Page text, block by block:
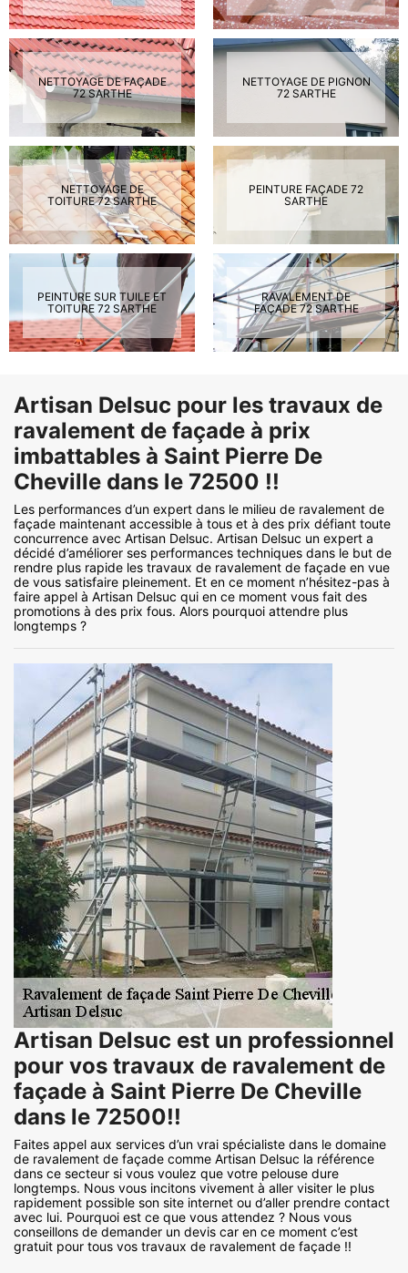
NETTOYAGE DE FAÇADE
72 SARTHE
NETTOYAGE DE PIGNON
72 SARTHE
NETTOYAGE DE
TOITURE 72 SARTHE
PEINTURE FAÇADE 72
SARTHE
PEINTURE SUR TUILE ET
TOITURE 72 SARTHE
RAVALEMENT DE
FAÇADE 72 SARTHE
Artisan Delsuc pour les travaux de
ravalement de façade à prix
imbattables à Saint Pierre De
Cheville dans le 72500 !!
Les performances d’un expert dans le milieu de ravalement de
façade maintenant accessible à tous et à des prix défiant toute
concurrence avec Artisan Delsuc. Artisan Delsuc un expert a
décidé d’améliorer ses performances techniques dans le but de
rendre plus rapide les travaux de ravalement de façade en vue
de vous satisfaire pleinement. Et en ce moment n’hésitez-pas à
faire appel à Artisan Delsuc qui en ce moment vous fait des
promotions à des prix fous. Alors pourquoi attendre plus
longtemps ?
Artisan Delsuc est un professionnel
pour vos travaux de ravalement de
façade à Saint Pierre De Cheville
dans le 72500!!
Faites appel aux services d’un vrai spécialiste dans le domaine
de ravalement de façade comme Artisan Delsuc la référence
dans ce secteur si vous voulez que votre pelouse dure
longtemps. Nous vous incitons vivement à aller visiter le plus
rapidement possible son site internet ou d’aller prendre contact
avec lui. Pourquoi est ce que vous attendez ? Nous vous
conseillons de demander un devis car en ce moment c’est
gratuit pour tous vos travaux de ravalement de façade !!